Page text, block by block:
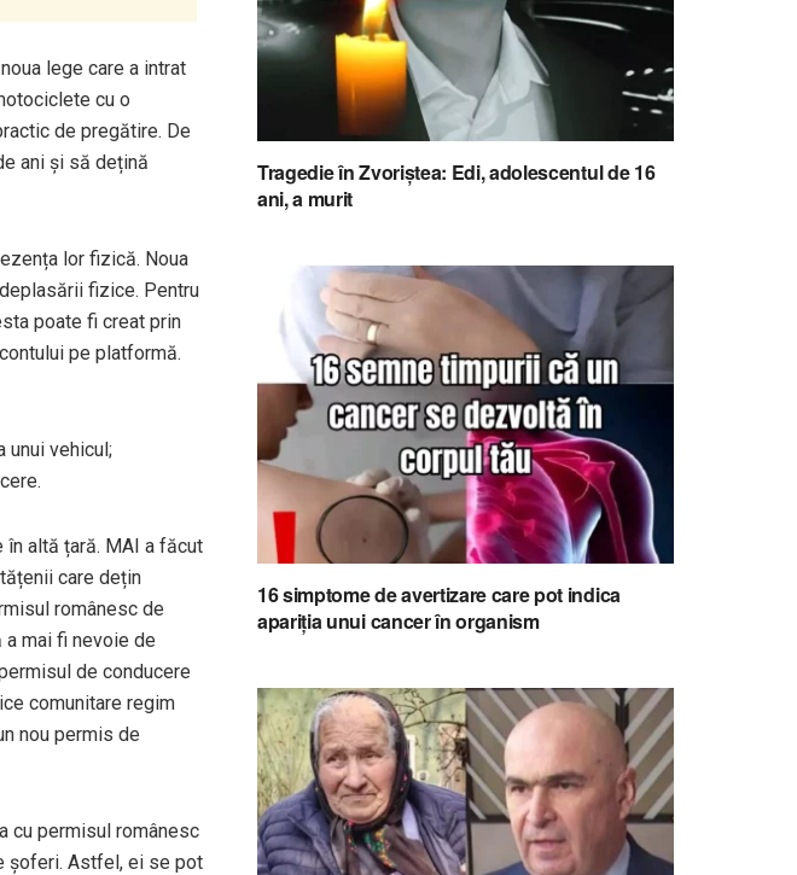
lege care a intrat
cu o
de pregătire. De
ani și să dețină
lor fizică. Noua
fizice. Pentru
poate fi creat prin
pe platformă.
unui vehicul;
altă țară. MAI a făcut
care dețin
românesc de
mai fi nevoie de
de conducere
comunitare regim
nou permis de
cu permisul românesc
şoferi. Astfel, ei se pot
Tragedie în Zvoriștea: Edi, adolescentul de 16
ani, a murit
16 simptome de avertizare care pot indica
apariția unui cancer în organism